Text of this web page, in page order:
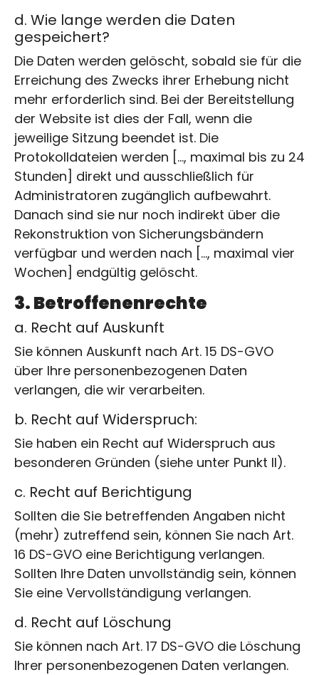
d. Wie lange werden die Daten
gespeichert?
Die Daten werden gelöscht, sobald sie für die
Erreichung des Zwecks ihrer Erhebung nicht
mehr erforderlich sind. Bei der Bereitstellung
der Website ist dies der Fall, wenn die
jeweilige Sitzung beendet ist. Die
Protokolldateien werden […, maximal bis zu 24
Stunden] direkt und ausschließlich für
Administratoren zugänglich aufbewahrt.
Danach sind sie nur noch indirekt über die
Rekonstruktion von Sicherungsbändern
verfügbar und werden nach […, maximal vier
Wochen] endgültig gelöscht.
3. Betroffenenrechte
a. Recht auf Auskunft
Sie können Auskunft nach Art. 15 DS-GVO
über Ihre personenbezogenen Daten
verlangen, die wir verarbeiten.
b. Recht auf Widerspruch:
Sie haben ein Recht auf Widerspruch aus
besonderen Gründen (siehe unter Punkt II).
c. Recht auf Berichtigung
Sollten die Sie betreffenden Angaben nicht
(mehr) zutreffend sein, können Sie nach Art.
16 DS-GVO eine Berichtigung verlangen.
Sollten Ihre Daten unvollständig sein, können
Sie eine Vervollständigung verlangen.
d. Recht auf Löschung
Sie können nach Art. 17 DS-GVO die Löschung
Ihrer personenbezogenen Daten verlangen.